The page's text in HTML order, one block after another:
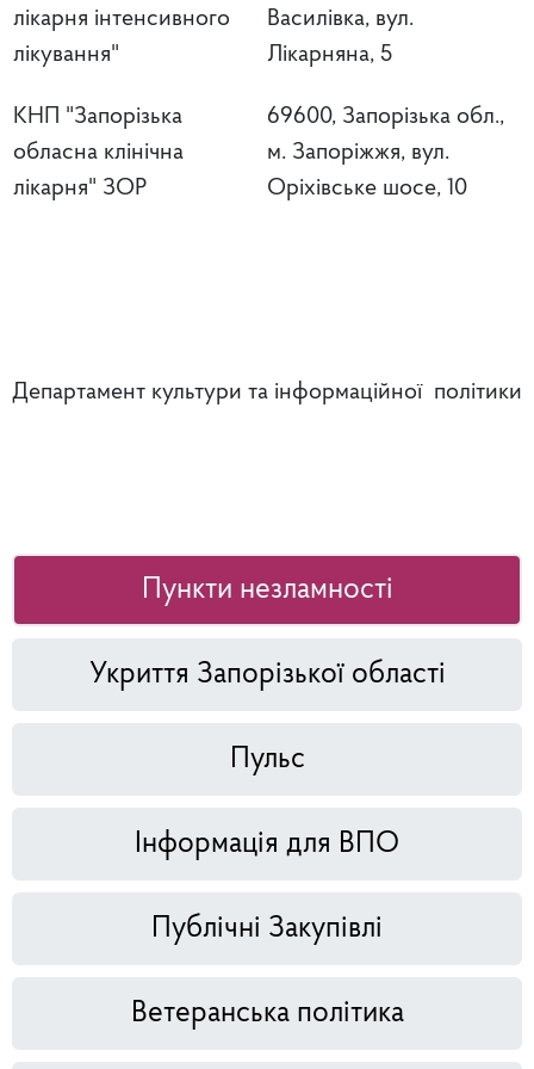
лікарня інтенсивного
лікування"
Василівка, вул.
Лікарняна, 5
КНП "Запорізька
обласна клінічна
лікарня" ЗОР
69600, Запорізька обл.,
м. Запоріжжя, вул.
Оріхівське шосе, 10
Департамент культури та інформаційної політики
Пункти незламності
Укриття Запорізької області
Пульс
Інформація для ВПО
Публічні Закупівлі
Ветеранська політика